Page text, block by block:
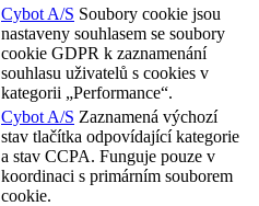
Cybot A/S Soubory cookie jsou
nastaveny souhlasem se soubory
cookie GDPR k zaznamenání
souhlasu uživatelů s cookies v
kategorii „Performance“.
Cybot A/S Zaznamená výchozí
stav tlačítka odpovídající kategorie
a stav CCPA. Funguje pouze v
koordinaci s primárním souborem
cookie.